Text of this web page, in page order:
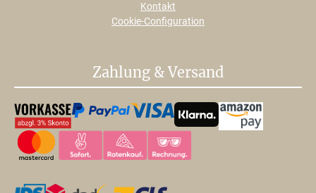
Kontakt
Cookie-Configuration
Zahlung & Versand